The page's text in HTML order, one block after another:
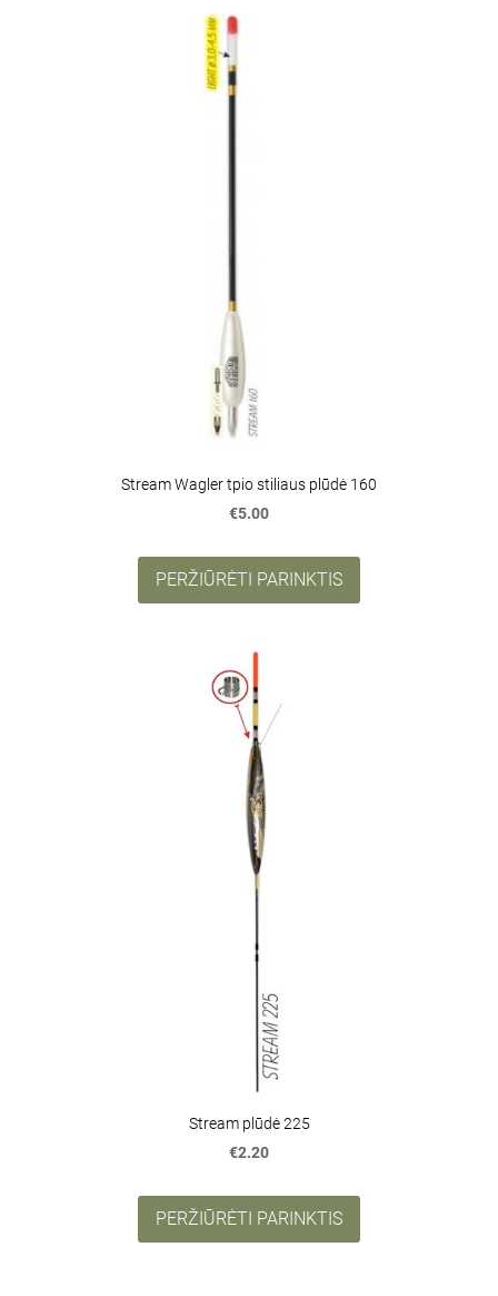
Stream Wagler tpio stiliaus plūdė 160
€5.00
PERŽIŪRĖTI PARINKTIS
Stream plūdė 225
€2.20
PERŽIŪRĖTI PARINKTIS